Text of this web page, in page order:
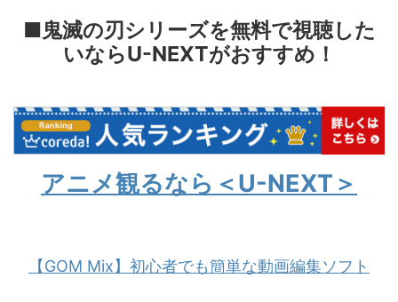
■鬼滅の刃シリーズを無料で視聴した
いならU-NEXTがおすすめ！
アニメ観るなら＜U-NEXT＞
【GOM Mix】初心者でも簡単な動画編集ソフト